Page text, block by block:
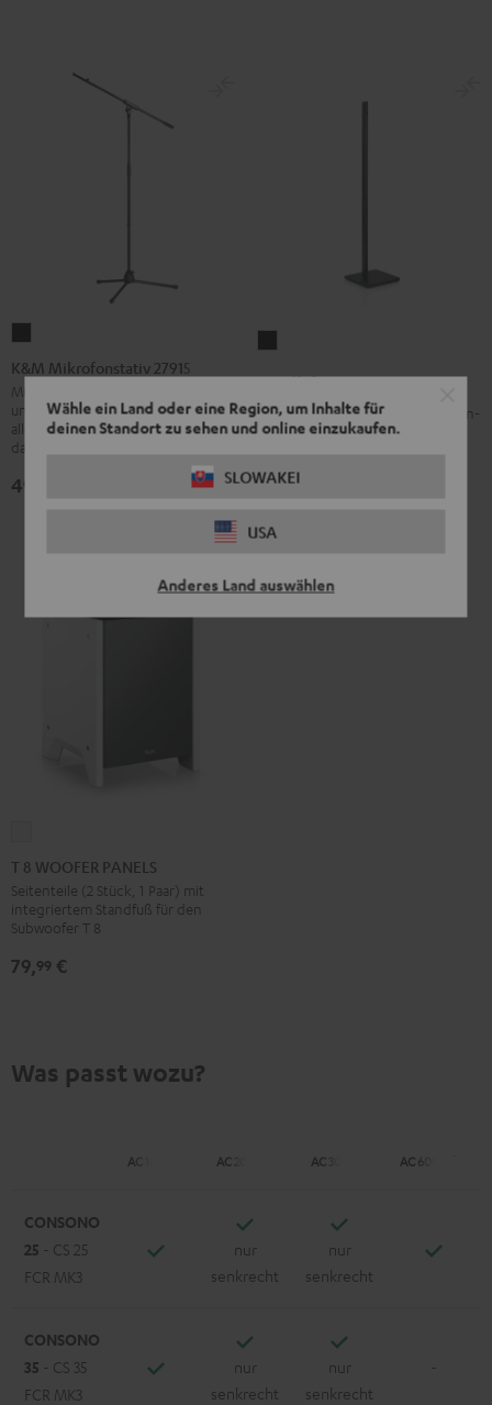
Wähle ein Land oder eine Region, um Inhalte für
deinen Standort zu sehen und online einzukaufen.
SLOWAKEI
USA
Anderes Land auswählen
Mikrofonstativ
Schwarz
K&M Mikrofonstativ 27915
Mikrofonstativ mit Schwenkarm
und Kunststoffsockel passend für
alle gängigen Mikrofone (z. B. für
das Shure PGA58)
49,
SP
Standfuß AC 3001 SP
Standfuß der HiFi-Klasse für Säulen-
und Micro-Lautsprecher
74,99€
8
WOOFER
PANELS
Weiß
T 8 WOOFER PANELS
Seitenteile (2 Stück, 1 Paar) mit
integriertem Standfuß für den
Subwoofer T 8
79,99 €
Was passt wozu?
AC 1001 SP AC 2001 SP AC 3001 SP AC 6001 Flex
CONSONO
25 - CS 25
FCR MK3
nur
senkrecht
nur
senkrecht
CONSONO
35 - CS 35
FCR MK3
nur
senkrecht
nur
senkrecht
-